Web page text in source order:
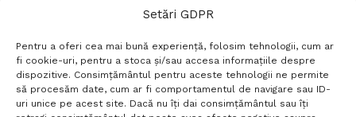
Setări GDPR
Pentru a oferi cea mai bună experiență, folosim tehnologii, cum ar
fi cookie-uri, pentru a stoca și/sau accesa informațiile despre
dispozitive. Consimțământul pentru aceste tehnologii ne permite
să procesăm date, cum ar fi comportamentul de navigare sau ID-
uri unice pe acest site. Dacă nu îți dai consimțământul sau îți
Termeni si conditii Politică de confidențialitate